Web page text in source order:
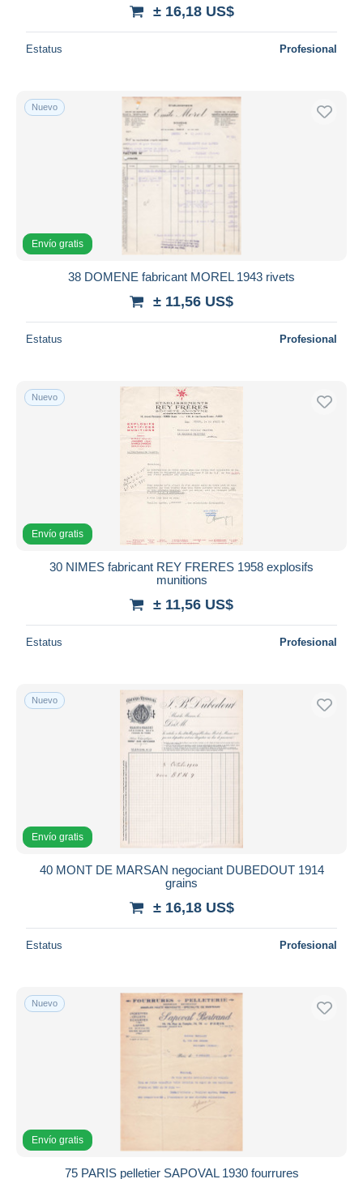
± 16,18 US$
Estatus Profesional
Nuevo
Envío gratis
38 DOMENE fabricant MOREL 1943 rivets
± 11,56 US$
Estatus Profesional
Nuevo
Envío gratis
30 NIMES fabricant REY FRERES 1958 explosifs
munitions
± 11,56 US$
Estatus Profesional
Nuevo
Envío gratis
40 MONT DE MARSAN negociant DUBEDOUT 1914
grains
± 16,18 US$
Estatus Profesional
Nuevo
Envío gratis
75 PARIS pelletier SAPOVAL 1930 fourrures